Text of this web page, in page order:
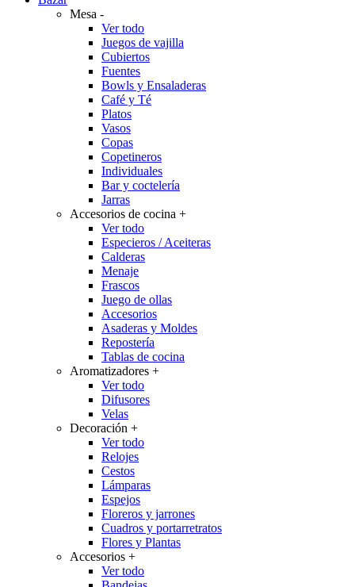
Mesa -
Ver todo
Juegos de vajilla
Cubiertos
Fuentes
Bowls y Ensaladeras
Café y Té
Platos
Vasos
Copas
Copetineros
Individuales
Bar y coctelería
Jarras
Accesorios de cocina +
Ver todo
Especieros / Aceiteras
Calderas
Menaje
Frascos
Juego de ollas
Accesorios
Asaderas y Moldes
Repostería
Tablas de cocina
Aromatizadores +
Ver todo
Difusores
Velas
Decoración +
Ver todo
Relojes
Cestos
Lámparas
Espejos
Floreros y jarrones
Cuadros y portarretratos
Flores y Plantas
Accesorios +
Ver todo